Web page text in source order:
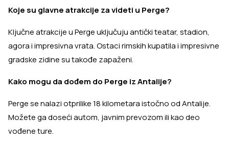
Koje su glavne atrakcije za videti u Perge?
Ključne atrakcije u Perge uključuju antički teatar, stadion,
agora i impresivna vrata. Ostaci rimskih kupatila i impresivne
gradske zidine su takođe zapaženi.
Kako mogu da dođem do Perge iz Antalije?
Perge se nalazi otprilike 18 kilometara istočno od Antalije.
Možete ga doseći autom, javnim prevozom ili kao deo
vođene ture.